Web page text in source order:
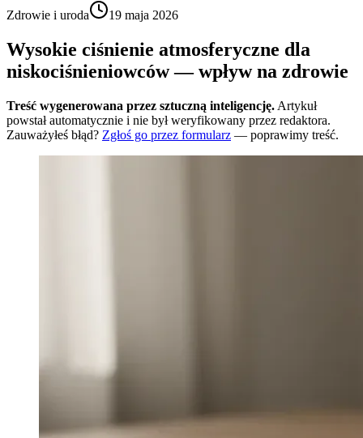
Zdrowie i uroda
19 maja 2026
Wysokie ciśnienie atmosferyczne dla
niskociśnieniowców — wpływ na zdrowie
Treść wygenerowana przez sztuczną inteligencję. Artykuł
powstał automatycznie i nie był weryfikowany przez redaktora.
Zauważyłeś błąd? Zgłoś go przez formularz — poprawimy treść.